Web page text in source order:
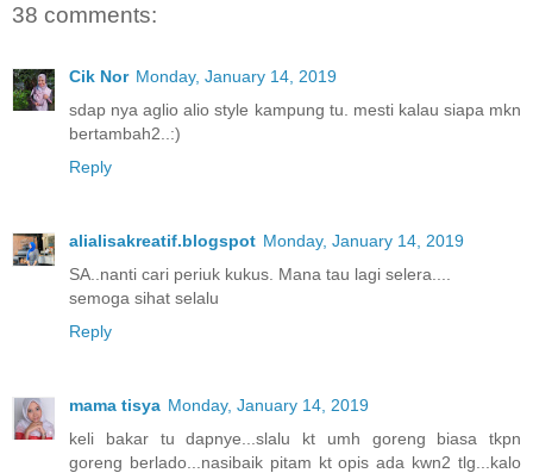
38 comments:
Cik Nor Monday, January 14, 2019
sdap nya aglio alio style kampung tu. mesti kalau siapa mkn
bertambah2..:)
Reply
alialisakreatif.blogspot Monday, January 14, 2019
SA..nanti cari periuk kukus. Mana tau lagi selera....
semoga sihat selalu
Reply
mama tisya Monday, January 14, 2019
keli bakar tu dapnye...slalu kt umh goreng biasa tkpn
goreng berlado...nasibaik pitam kt opis ada kwn2 tlg...kalo